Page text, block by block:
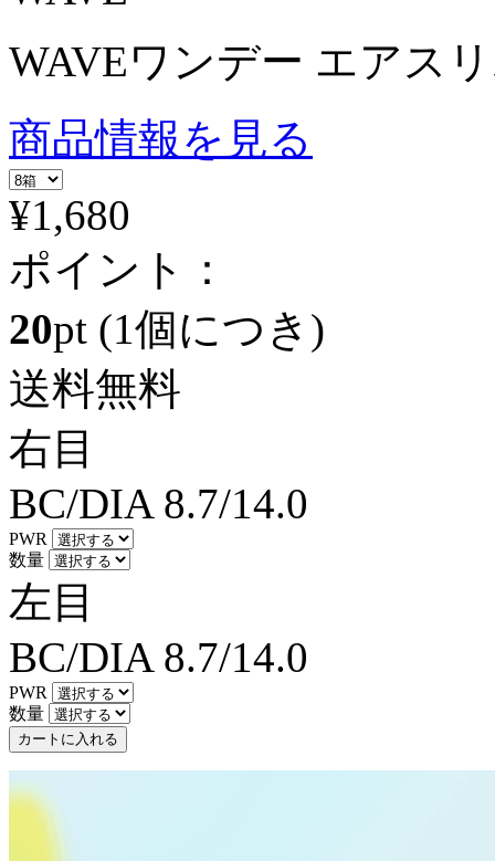
WAVEワンデー エアス
商品情報を見る
¥1,680
ポイント：
20pt (1個につき)
送料無料
右目
BC/DIA 8.7/14.0
PWR
数量
左目
BC/DIA 8.7/14.0
PWR
数量
カートに入れる